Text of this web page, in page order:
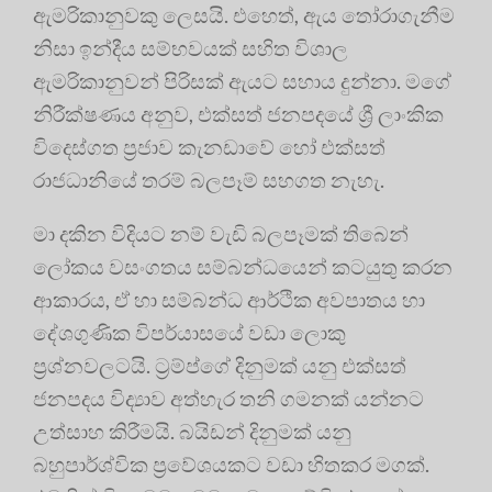
ඇමරිකානුවකු ලෙසයි. එහෙත්, ඇය තෝරාගැනීම
නිසා ඉන්දීය සම්භවයක් සහිත විශාල
ඇමරිකානුවන් පිරිසක් ඇයට සහාය දුන්නා. මගේ
නිරීක්ෂණය අනුව, එක්සත් ජනපදයේ ශ්‍රී ලාංකික
විදෙස්ගත ප්‍රජාව කැනඩාවේ හෝ එක්සත්
රාජධානියේ තරම් බලපෑම් සහගත නැහැ.
මා දකින විදියට නම් වැඩි බලපෑමක් තිබෙන්
ලෝකය වසංගතය සම්බන්ධයෙන් කටයුතු කරන
ආකාරය, ඒ හා සම්බන්ධ ආර්ථික අවපාතය හා
දේශගුණික විපර්යාසයේ වඩා ලොකු
ප්‍රශ්නවලටයි. ට්‍රම්ප්ගේ දිනුමක් යනු එක්සත්
ජනපදය විද්‍යාව අත්හැර තනි ගමනක් යන්නට
උත්සාහ කිරීමයි. බයිඩන් දිනුමක් යනු
බහුපාර්ශ්වික ප්‍රවේශයකට වඩා හිතකර මගක්.